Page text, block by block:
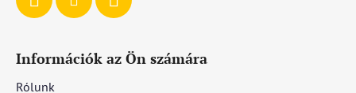
Információk az Ön számára
Rólunk